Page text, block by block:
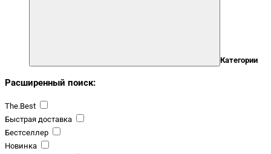
Категории
Расширенный поиск:
The.Best
Быстрая доставка
Бестселлер
Новинка